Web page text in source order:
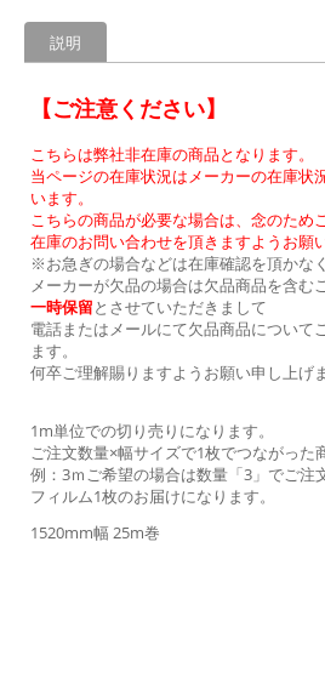
説明
【ご注意ください】
こちらは弊社非在庫の商品となります。
当ページの在庫状況はメーカーの在庫状
います。
こちらの商品が必要な場合は、念のため
在庫のお問い合わせを頂きますようお願
※お急ぎの場合などは在庫確認を頂かな
メーカーが欠品の場合は欠品商品を含む
一時保留とさせていただきまして
電話またはメールにて欠品商品について
ます。
何卒ご理解賜りますようお願い申し上げま
1m単位での切り売りになります。
ご注文数量×幅サイズで1枚でつながった
例：3ｍご希望の場合は数量「3」でご注
フィルム1枚のお届けになります。
1520mm幅 25m巻